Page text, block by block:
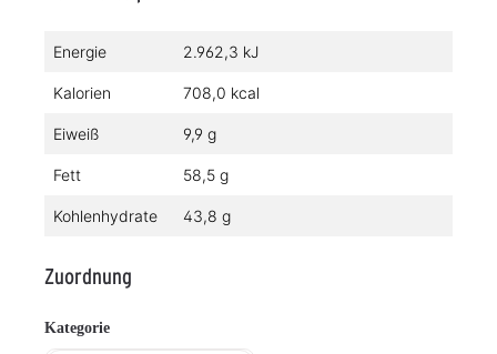
Energie 2.962,3 kJ
Kalorien 708,0 kcal
Eiweiß 9,9 g
Fett 58,5 g
Kohlenhydrate 43,8 g
Zuordnung
Kategorie